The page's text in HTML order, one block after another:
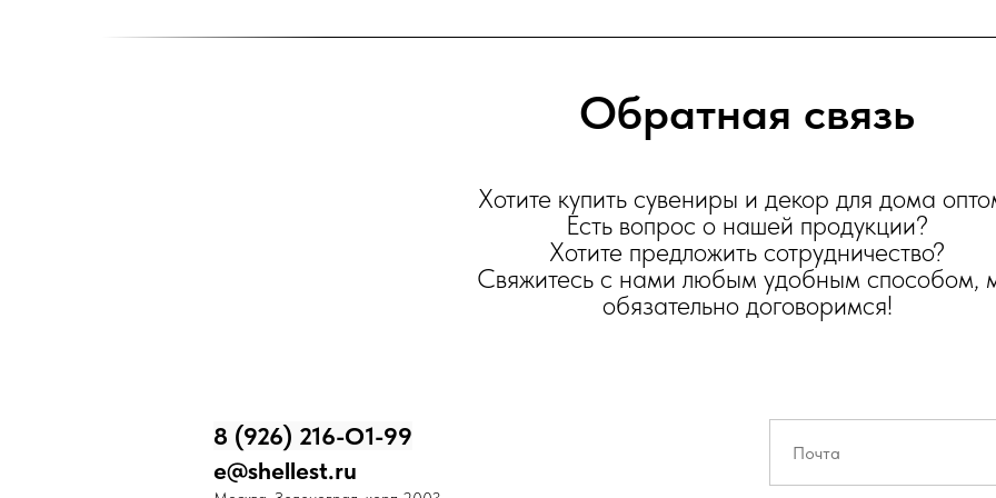
Обратная связь
Хотите купить сувениры и декор для дома
Есть вопрос о нашей продукции?
Хотите предложить сотрудничество?
Свяжитесь с нами любым удобным способом,
обязательно договоримся!
8 (926) 216-О1-99
e@shellest.ru